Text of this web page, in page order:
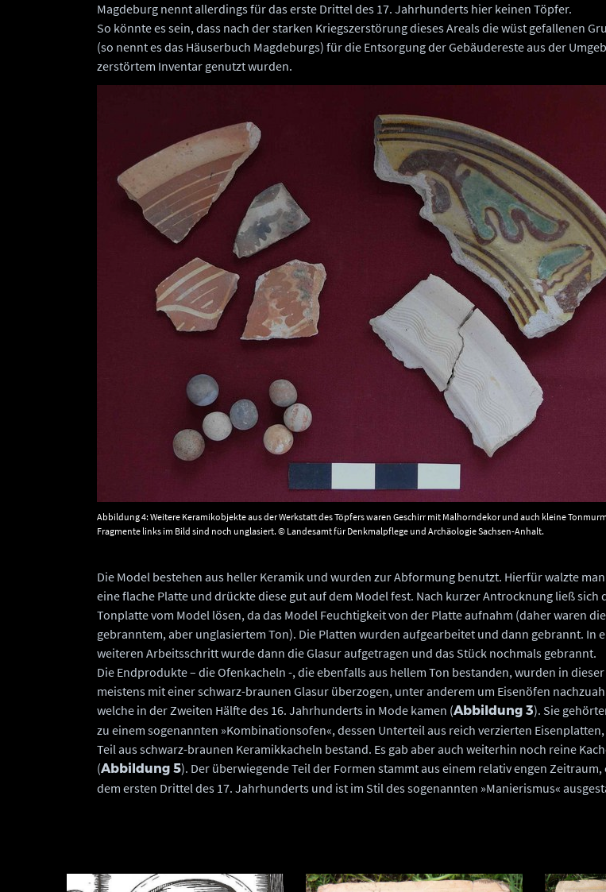
Magdeburg nennt allerdings für das erste Drittel des 17. Jahrhunderts hier keinen Töpfer.
So könnte es sein, dass nach der starken Kriegszerstörung dieses Areals die wüst gefallenen
(so nennt es das Häuserbuch Magdeburgs) für die Entsorgung der Gebäudereste aus der
zerstörtem Inventar genutzt wurden.
Abbildung 4: Weitere Keramikobjekte aus der Werkstatt des Töpfers waren Geschirr mit Malhorndekor und auch kleine
Fragmente links im Bild sind noch unglasiert. © Landesamt für Denkmalpflege und Archäologie Sachsen-Anhalt.
Die Model bestehen aus heller Keramik und wurden zur Abformung benutzt. Hierfür walzte man
eine flache Platte und drückte diese gut auf dem Model fest. Nach kurzer Antrocknung ließ sich
Tonplatte vom Model lösen, da das Model Feuchtigkeit von der Platte aufnahm (daher waren
gebranntem, aber unglasiertem Ton). Die Platten wurden aufgearbeitet und dann gebrannt. In
weiteren Arbeitsschritt wurde dann die Glasur aufgetragen und das Stück nochmals gebrannt.
Die Endprodukte – die Ofenkacheln -, die ebenfalls aus hellem Ton bestanden, wurden in
meistens mit einer schwarz-braunen Glasur überzogen, unter anderem um Eisenöfen
welche in der Zweiten Hälfte des 16. Jahrhunderts in Mode kamen (Abbildung 3). Sie
zu einem sogenannten »Kombinationsofen«, dessen Unterteil aus reich verzierten
Teil aus schwarz-braunen Keramikkacheln bestand. Es gab aber auch weiterhin noch reine
(Abbildung 5). Der überwiegende Teil der Formen stammt aus einem relativ engen Zeitraum,
dem ersten Drittel des 17. Jahrhunderts und ist im Stil des sogenannten »Manierismus«